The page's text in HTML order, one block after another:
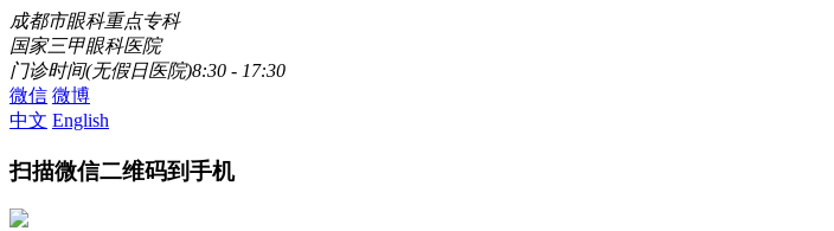
成都市眼科重点专科
国家三甲眼科医院
门诊时间(无假日医院)8:30 - 17:30
微信 微博
中文 English
扫描微信二维码到手机